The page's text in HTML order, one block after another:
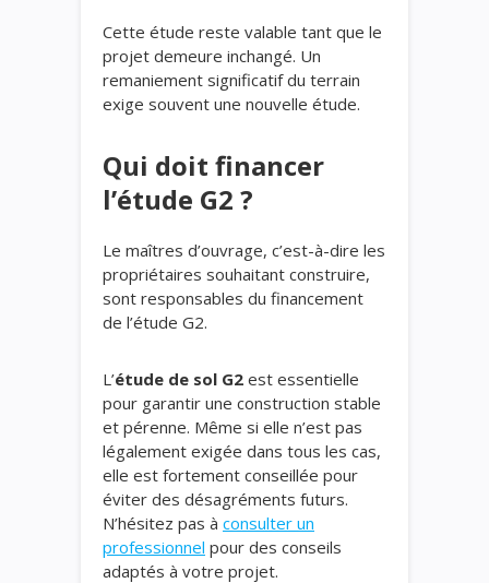
Cette étude reste valable tant que le
projet demeure inchangé. Un
remaniement significatif du terrain
exige souvent une nouvelle étude.
Qui doit financer
l’étude G2 ?
Le maîtres d’ouvrage, c’est-à-dire les
propriétaires souhaitant construire,
sont responsables du financement
de l’étude G2.
L’étude de sol G2 est essentielle
pour garantir une construction stable
et pérenne. Même si elle n’est pas
légalement exigée dans tous les cas,
elle est fortement conseillée pour
éviter des désagréments futurs.
N’hésitez pas à consulter un
professionnel pour des conseils
adaptés à votre projet.